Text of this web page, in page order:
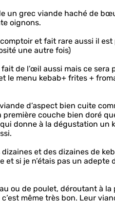
un grec viande haché de
oignons.
et fait rare aussi il est
une autre fois)
de l’œil aussi mais ce sera
le menu kebab+ frites +
d’aspect bien cuite
première couche bien doré
donne à la dégustation
et des dizaines de
si je n’étais pas un adepte
ou de poulet, déroutant à la
même très bon. Leur